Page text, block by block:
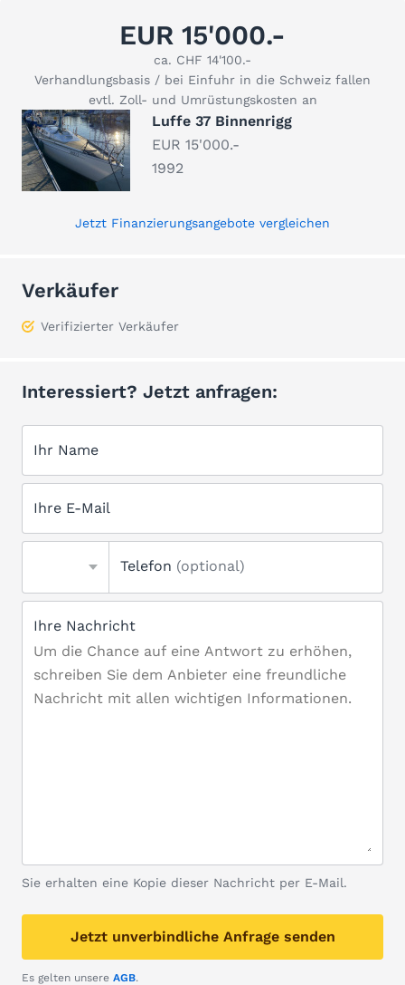
EUR 15'000.-
ca. CHF 14'100.-
Verhandlungsbasis / bei Einfuhr in die Schweiz fallen
evtl. Zoll- und Umrüstungskosten an
Luffe 37 Binnenrigg
EUR 15'000.-
1992
Jetzt Finanzierungsangebote vergleichen
Verkäufer
Verifizierter Verkäufer
Interessiert? Jetzt anfragen:
Ihr Name
Ihre E-Mail
Telefon (optional)
Ihre Nachricht
Sie erhalten eine Kopie dieser Nachricht per E-Mail.
Jetzt unverbindliche Anfrage senden
Es gelten unsere AGB.